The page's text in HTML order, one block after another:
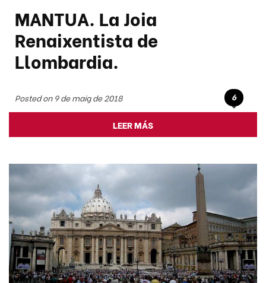
MANTUA. La Joia
Renaixentista de
Llombardia.
Posted on 9 de maig de 2018 6
LEER MÁS